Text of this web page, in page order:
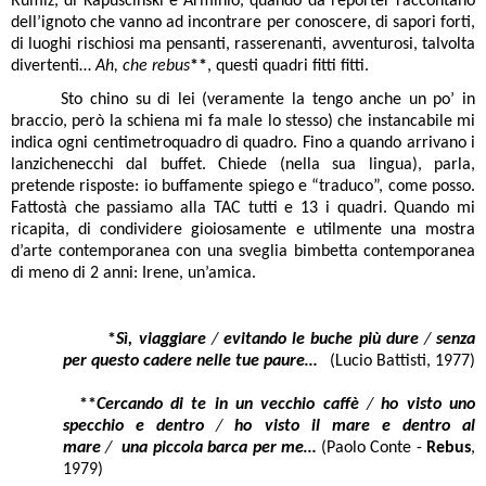
dell’ignoto che vanno ad incontrare per conoscere, di sapori forti,
di luoghi rischiosi ma pensanti, rasserenanti, avventurosi, talvolta
divertenti… Ah, che rebus**, questi quadri fitti fitti.
Sto chino su di lei (veramente la tengo anche un po’ in
braccio, però la schiena mi fa male lo stesso) che instancabile mi
indica ogni centimetroquadro di quadro. Fino a quando arrivano i
lanzichenecchi dal buffet. Chiede (nella sua lingua), parla,
pretende risposte: io buffamente spiego e “traduco”, come posso.
Fattostà che passiamo alla TAC tutti e 13 i quadri. Quando mi
ricapita, di condividere gioiosamente e utilmente una mostra
d’arte contemporanea con una sveglia bimbetta contemporanea
di meno di 2 anni: Irene, un’amica.
*Sì, viaggiare / evitando le buche più dure / senza
per questo cadere nelle tue paure… (Lucio Battisti, 1977)
**Cercando di te in un vecchio caffè / ho visto uno
specchio e dentro
/
ho visto il mare e dentro al
mare / una piccola barca per me… (PaoloConte - Rebus,
1979)